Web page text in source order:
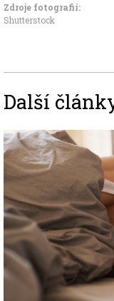
Zdroje fotografii:
Shutterstock
Další
Image